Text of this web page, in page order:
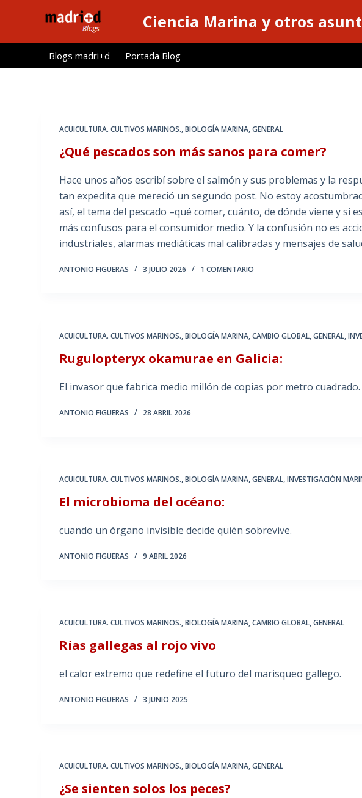
l
Ciencia Marina y otros
Blogs madri+d Portada Blog
ACUICULTURA. CULTIVOS MARINOS.,BIOLOGÍA MARINA,GENERAL
¿Qué pescados son más sanos para comer?
Hace unos años escribí sobre el salmón y sus problemas y la
tan expedita que mereció un segundo post. No estoy
así, el tema del pescado –qué comer, cuánto, de dónde viene y si
más confusos para el consumidor medio. Y la confusión no es
industriales, alarmas mediáticas mal calibradas y mensajes de
ANTONIO FIGUERAS 3 JULIO 2026 1 COMENTARIO
ACUICULTURA. CULTIVOS MARINOS.,BIOLOGÍA MARINA,CAMBIO GLOBAL,GENERAL,
Rugulopteryx okamurae en Galicia:
El invasor que fabrica medio millón de copias por metro cuadrado.
ANTONIO FIGUERAS 28 ABRIL 2026
ACUICULTURA. CULTIVOS MARINOS.,BIOLOGÍA MARINA,GENERAL,INVESTIGACIÓN
El microbioma del océano:
cuando un órgano invisible decide quién sobrevive.
ANTONIO FIGUERAS 9 ABRIL 2026
ACUICULTURA. CULTIVOS MARINOS.,BIOLOGÍA MARINA,CAMBIO GLOBAL,GENERAL
Rías gallegas al rojo vivo
el calor extremo que redefine el futuro del marisqueo gallego.
ANTONIO FIGUERAS 3 JUNIO 2025
ACUICULTURA. CULTIVOS MARINOS.,BIOLOGÍA MARINA,GENERAL
¿Se sienten solos los peces?